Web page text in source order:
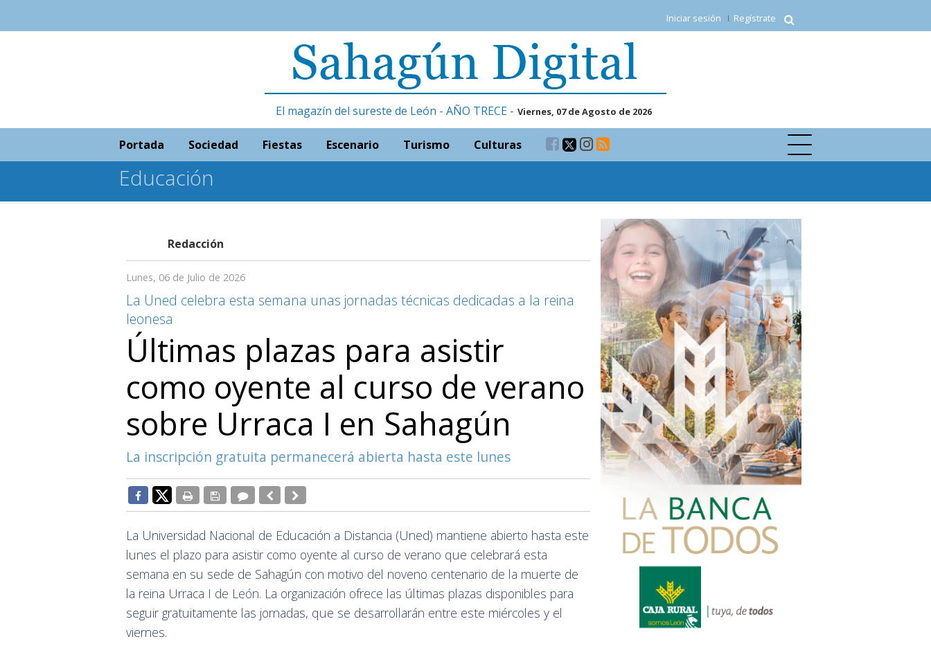
Iniciar sesión Regístrate
El magazín del sureste de León - AÑO TRECE - Viernes, 07 de Agosto de 2026
Portada Sociedad Fiestas Escenario Turismo Culturas
Educación
Redacción
Lunes, 06 de Julio de 2026
La Uned celebra esta semana unas jornadas técnicas dedicadas a la reina
leonesa
Últimas plazas para asistir
como oyente al curso de verano
sobre Urraca I en Sahagún
La inscripción gratuita permanecerá abierta hasta este lunes
La Universidad Nacional de Educación a Distancia (Uned) mantiene abierto hasta este
lunes el plazo para asistir como oyente al curso de verano que celebrará esta
semana en su sede de Sahagún con motivo del noveno centenario de la muerte de
la reina Urraca I de León. La organización ofrece las últimas plazas disponibles para
seguir gratuitamente las jornadas, que se desarrollarán entre este miércoles y el
viernes.